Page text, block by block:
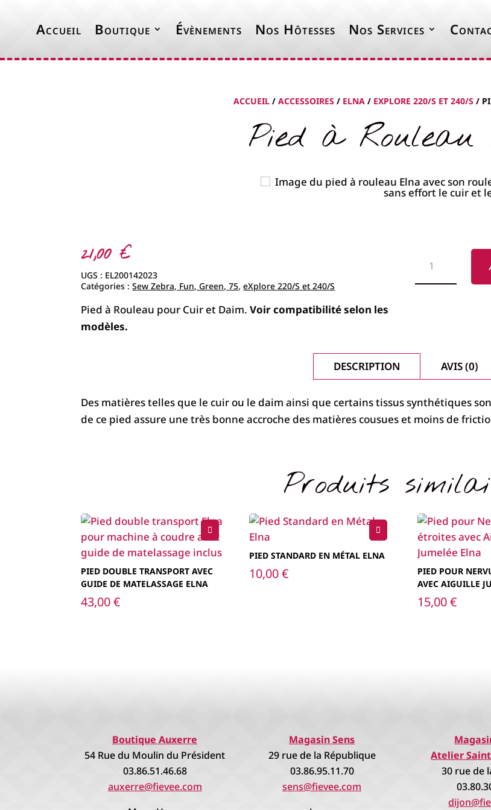
Accueil Boutique Évènements Nos Hôtesses Nos Services
ACCUEIL/ ACCESSOIRES/ ELNA/ EXPLORE 220/S ET 240/S/
Pied à
21,00€
UGS : EL200142023
Catégories :Sew Zebra, Fun, Green, 75,eXplore 220/S et 240/S
Pied à Rouleau pour Cuir et Daim.Voir compatibilité selon les
modèles.
À
DESCRIPTION AVIS (0)
Des matières telles que le cuir ou le daim ainsi que certains tissus synthétiques
de ce pied assure une très bonne accroche des matières cousues et moins de
Produits
PIED DOUBLE TRANSPORT AVEC
GUIDE DE MATELASSAGE ELNA
43,00€
PIED STANDARD EN MÉTAL ELNA
10,00€
PIED POUR
AVEC AIGUILLE
15,00€
Boutique Auxerre
54 Rue du Moulin du Président
03.86.51.46.68
auxerre@fievee.com
Magasin Sens
29 rue de la République
03.86.95.11.70
sens@fievee.com
Atelier
30 rue de